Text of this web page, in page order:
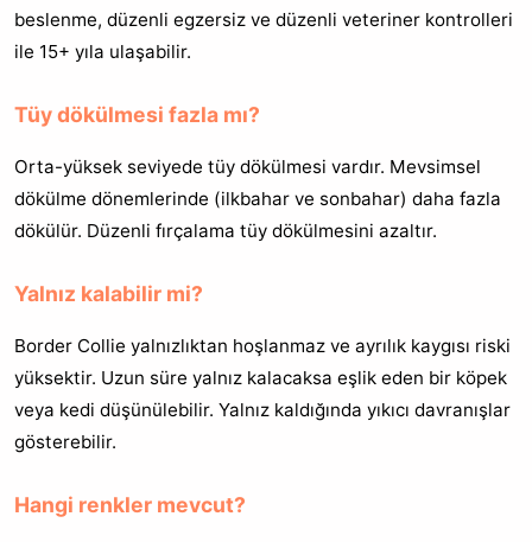
beslenme, düzenli egzersiz ve düzenli veteriner kontrolleri
ile 15+ yıla ulaşabilir.
Tüy dökülmesi fazla mı?
Orta-yüksek seviyede tüy dökülmesi vardır. Mevsimsel
dökülme dönemlerinde (ilkbahar ve sonbahar) daha fazla
dökülür. Düzenli fırçalama tüy dökülmesini azaltır.
Yalnız kalabilir mi?
Border Collie yalnızlıktan hoşlanmaz ve ayrılık kaygısı riski
yüksektir. Uzun süre yalnız kalacaksa eşlik eden bir köpek
veya kedi düşünülebilir. Yalnız kaldığında yıkıcı davranışlar
gösterebilir.
Hangi renkler mevcut?